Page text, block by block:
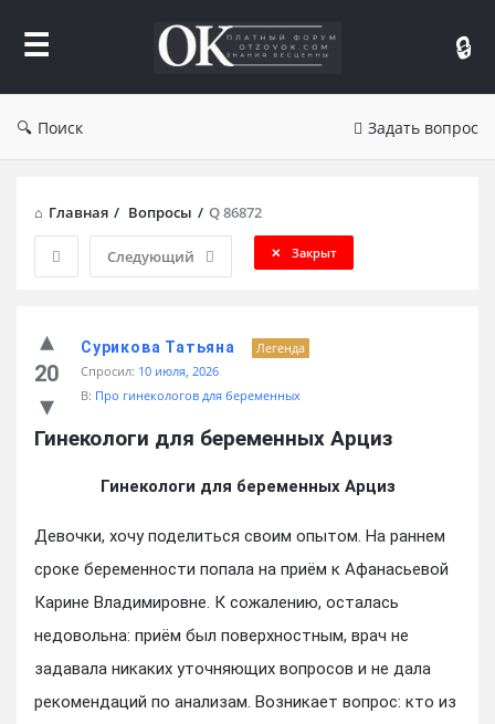
Отзывы
Поиск Задать вопрос
Главная / Вопросы / Q 86872
Следующий Закрыт
20
Сурикова Татьяна
Легенда
Спросил: 10 июля, 2026
В: Про гинекологов для беременных
Гинекологи для беременных Арциз
Гинекологи для беременных Арциз
Девочки, хочу поделиться своим опытом. На раннем
сроке беременности попала на приём к Афанасьевой
Карине Владимировне. К сожалению, осталась
недовольна: приём был поверхностным, врач не
задавала никаких уточняющих вопросов и не дала
рекомендаций по анализам. Возникает вопрос: кто из